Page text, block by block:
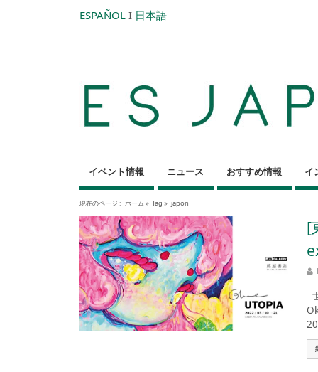
ESPAÑOL I 日本語
イベント情報 ニュース おすすめ情報 イ
現在のページ : ホーム » Tag » japon
[